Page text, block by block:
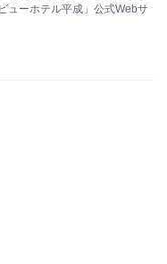
ューホテル平成」公式Webサ